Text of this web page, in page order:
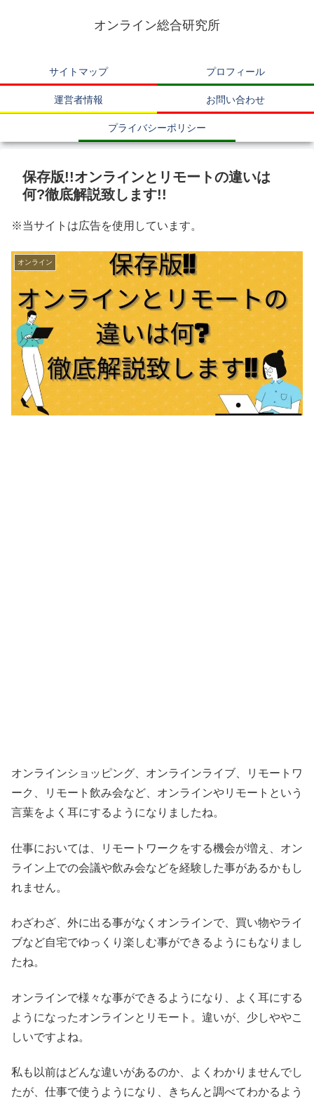
オンライン総合研究所
サイトマップ プロフィール
運営者情報 お問い合わせ
プライバシーポリシー
保存版!!オンラインとリモートの違いは
何?徹底解説致します!!
※当サイトは広告を使用しています。
オンライン
オンラインショッピング、オンラインライブ、リモートワ
ーク、リモート飲み会など、オンラインやリモートという
言葉をよく耳にするようになりましたね。
仕事においては、リモートワークをする機会が増え、オン
ライン上での会議や飲み会などを経験した事があるかもし
れません。
わざわざ、外に出る事がなくオンラインで、買い物やライ
ブなど自宅でゆっくり楽しむ事ができるようにもなりまし
たね。
オンラインで様々な事ができるようになり、よく耳にする
ようになったオンラインとリモート。違いが、少しややこ
しいですよね。
私も以前はどんな違いがあるのか、よくわかりませんでし
たが、仕事で使うようになり、きちんと調べてわかるよう